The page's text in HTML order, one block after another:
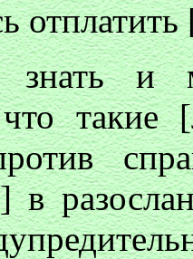
и
что
в